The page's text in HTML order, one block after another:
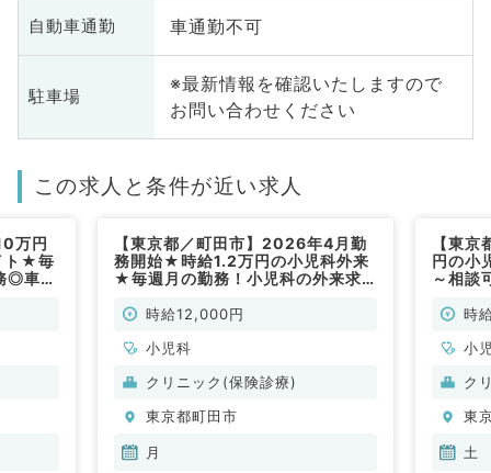
自動車通勤 車通勤不可
駐車場
※最新情報を確認いたしますので
お問い合わせください
この求人と条件が近い求人
万円
ト★毎
◎車通
【東京都／町田市】2026年4月勤
務開始★時給1.2万円の小児科外来
★毎週月の勤務！小児科の外来求
す～（小児科／非常勤）
時給12,000円
小児科
クリニック(保険診療)
東京都町田市
月
【東
円の小
～相談
抜群時
小
ク
東
土